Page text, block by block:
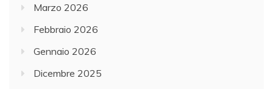
Marzo 2026
Febbraio 2026
Gennaio 2026
Dicembre 2025